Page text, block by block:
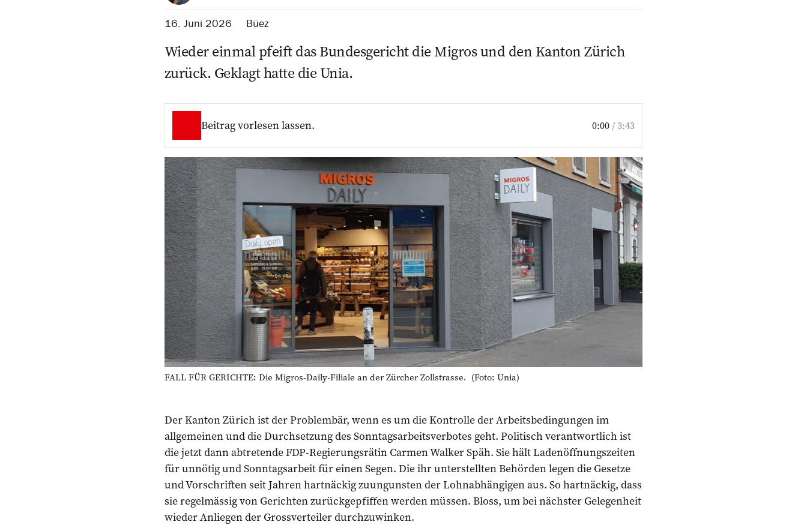
16. Juni 2026 Büez
Wieder einmal pfeift das Bundes­gericht die Migros und den Kanton Zürich
zurück. Geklagt hatte die Unia.
Beitrag vorlesen lassen. 0:00 / 3:43
FALL FÜR GERICHTE: Die Migros-Daily-Filiale an der Zürcher Zollstrasse. (Foto: Unia)
Der Kanton Zürich ist der Problembär, wenn es um die Kontrolle der Arbeitsbedingungen im
allgemeinen und die Durchsetzung des Sonntagsarbeitsverbotes geht. Politisch verantwortlich ist
die jetzt dann abtretende FDP-Regierungsrätin Carmen Walker Späh. Sie hält Ladenöffnungszeiten
für unnötig und Sonntagsarbeit für einen Segen. Die ihr unterstellten Behörden legen die Gesetze
und Vorschriften seit Jahren hartnäckig zuungunsten der Lohnabhängigen aus. So hartnäckig, dass
sie regelmässig von Gerichten zurückgepfiffen werden müssen. Bloss, um bei nächster Gelegenheit
wieder Anliegen der Grossverteiler durchzuwinken.